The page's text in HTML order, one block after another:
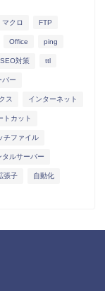
クロ FTP
Office ping
SEO対策 ttl
バー
ス インターネット
トカット
チファイル
タルサーバー
張子 自動化